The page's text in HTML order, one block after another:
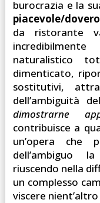
burocrazia e la
piacevole/
da ristorante
naturalistico
dimenticato,
sostitutivi,
dell’ambiguità
dimostrarne
contribuisce a
un’opera
dell’ambiguo
riuscendo nella
un complesso
viscere